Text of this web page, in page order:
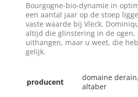
NL
Bourgogne-bio-dynamie in
een aantal jaar op de stoep
vaste waarde bij Vleck.
altijd die glinstering in de
uithangen, maar u weet, die
gelijk.
producent
domaine
altaber